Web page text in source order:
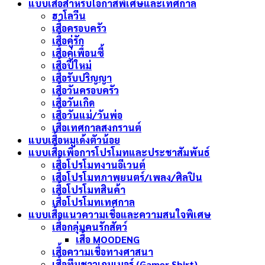
แบบเสื้อสำหรับโอกาสพิเศษและเทศกาล
ฮาโลวีน
เสื้อครอบครัว
เสื้อคู่รัก
เสื้อคู่เพื่อนซี้
เสื้อปีใหม่
เสื้อรับปริญญา
เสื้อวันครอบครัว
เสื้อวันเกิด
เสื้อวันแม่/วันพ่อ
เสื้อเทศกาลสงกรานต์
แบบเสื้อหมูเด้งตัวน้อย
แบบเสื้อเพื่อการโปรโมทและประชาสัมพันธ์
เสื้อโปรโมทงานอีเวนต์
เสื้อโปรโมทภาพยนตร์/เพลง/ศิลปิน
เสื้อโปรโมทสินค้า
เสื้อโปรโมทเทศกาล
แบบเสื้อแนวความเชื่อและความสนใจพิเศษ
เสื้อกลุ่มคนรักสัตว์
เสื้อ MOODENG
เสื้อความเชื่อทางศาสนา